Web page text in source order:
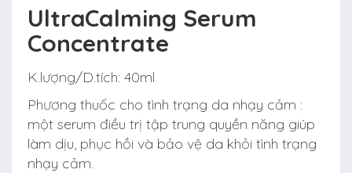
UltraCalming Serum
Concentrate
K.lượng/D.tích: 40ml
Phương thuốc cho tình trạng da nhạy cảm :
một serum điều trị tập trung quyền năng giúp
làm dịu, phục hồi và bảo vệ da khỏi tình trạng
nhạy cảm.